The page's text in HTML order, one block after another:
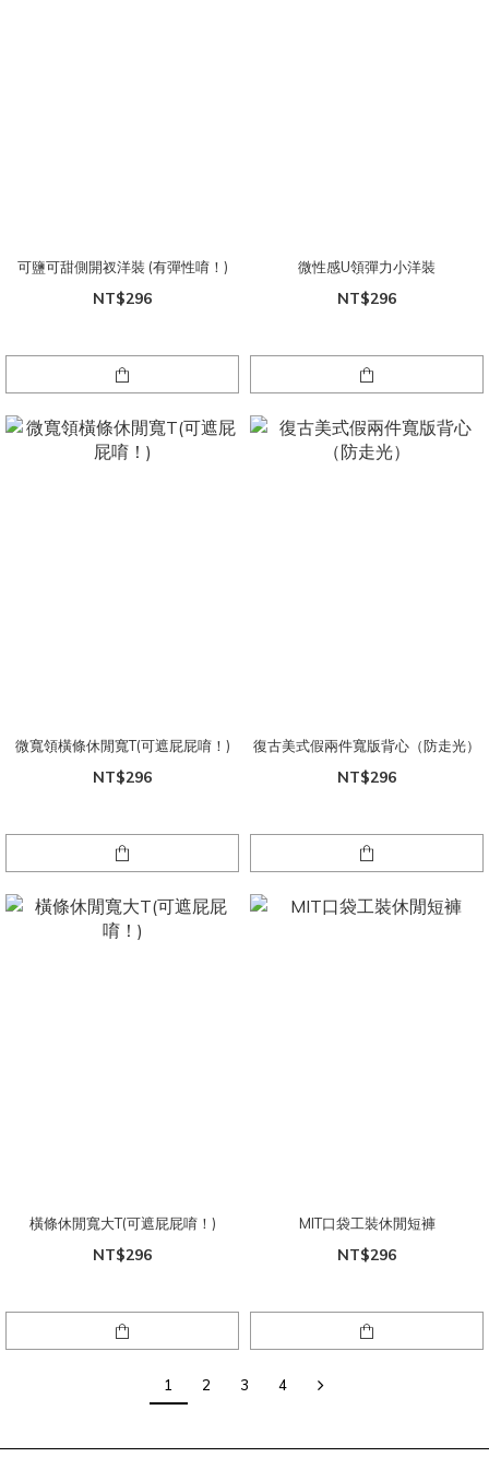
可鹽可甜側開衩洋裝 (有彈性唷！)
NT$296
微性感U領彈力小洋裝
NT$296
微寬領橫條休閒寬T(可遮屁屁唷！)
NT$296
復古美式假兩件寬版背心（防走光）
NT$296
橫條休閒寬大T(可遮屁屁唷！)
NT$296
MIT口袋工裝休閒短褲
NT$296
1 2 3 4